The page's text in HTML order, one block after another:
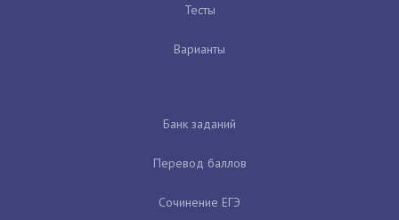
Тесты
Варианты
Банк заданий
Перевод баллов
Сочинение ЕГЭ